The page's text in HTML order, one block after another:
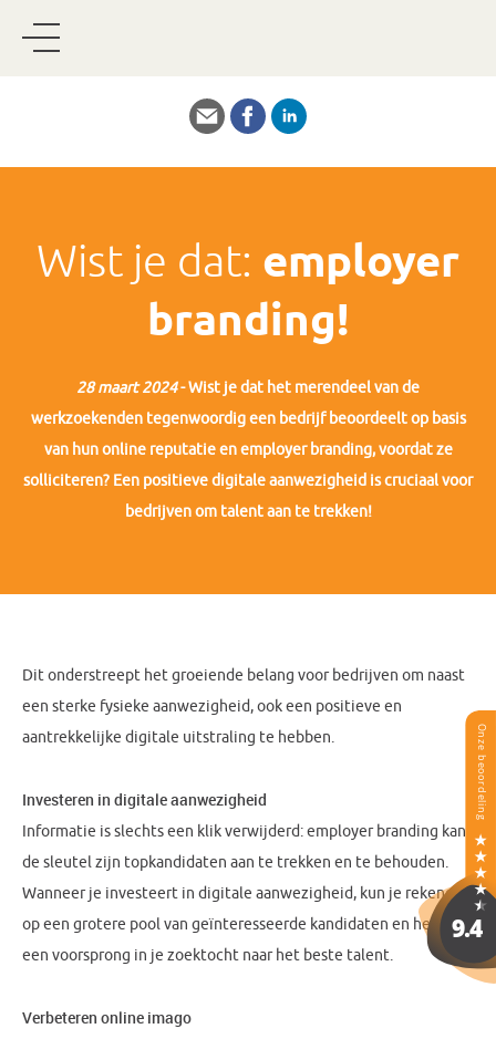
Wist je dat: employer
branding!
28 maart 2024- Wist je dat het merendeel van de
werkzoekenden tegenwoordig een bedrijf beoordeelt op basis
van hun online reputatie en employer branding, voordat ze
solliciteren? Een positieve digitale aanwezigheid is cruciaal voor
bedrijven om talent aan te trekken!
Dit onderstreept het groeiende belang voor bedrijven om naast
een sterke fysieke aanwezigheid, ook een positieve en
aantrekkelijke digitale uitstraling te hebben.
Investeren in digitale aanwezigheid
Informatie is slechts een klik verwijderd: employer branding kan
de sleutel zijn topkandidaten aan te trekken en te behouden.
Wanneer je investeert in digitale aanwezigheid, kun je rekenen
op een grotere pool van geïnteresseerde kandidaten en heb je
een voorsprong in je zoektocht naar het beste talent.
Verbeteren online imago